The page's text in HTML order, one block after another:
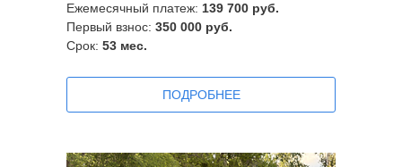
ПOДРОБНЕЕ
Ежемесячный платеж: 139 700 руб.
Первый взнос: 350 000 руб.
Срок: 53 мес.